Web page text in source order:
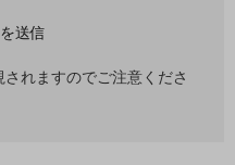
れますのでご注意くださ